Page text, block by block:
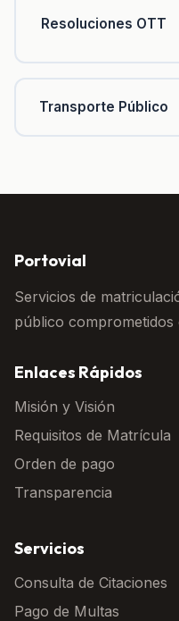
Resoluciones OTT
Transporte Público
Portovial
Servicios de
público comprometidos
Enlaces Rápidos
Misión y Visión
Requisitos de Matrícula
Orden de pago
Transparencia
Servicios
Consulta de Citaciones
Pago de Multas